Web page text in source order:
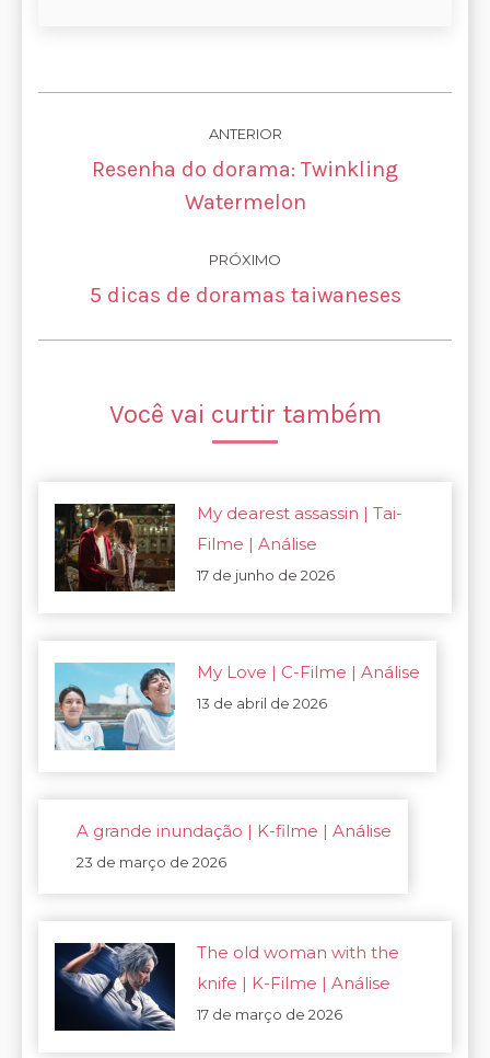
ANTERIOR
Post
anterior:
Resenha do dorama: Twinkling
Watermelon
PRÓXIMO
Próximo
5 dicas de doramas taiwaneses
Você vai curtir também
My dearest assassin | Tai-
Filme | Análise
17 de junho de 2026
My Love | C-Filme | Análise
13 de abril de 2026
A grande inundação | K-filme | Análise
23 de março de 2026
The old woman with the
knife | K-Filme | Análise
17 de março de 2026